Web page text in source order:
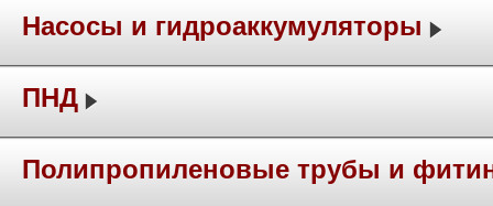
Насосы и гидроаккумуляторы
ПНД
Полипропиленовые трубы и